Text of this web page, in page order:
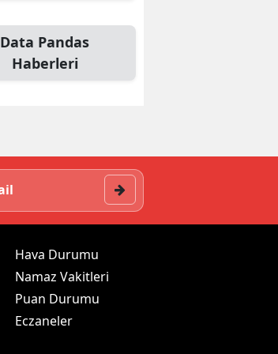
Data Pandas
Haberleri
Hava Durumu
Namaz Vakitleri
Puan Durumu
Eczaneler